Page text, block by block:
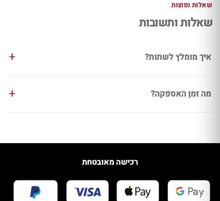
שאלות נפוצות
שאלות ותשובות
איך מומלץ לשתות?
מה זמן האספקה?
רכישה מאובטחת